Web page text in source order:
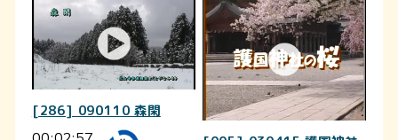
[286] 090110 森閑